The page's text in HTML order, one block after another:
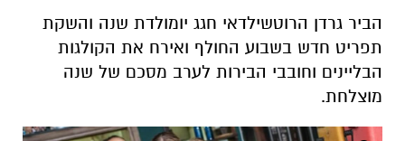
הביר גרדן הרוטשילדאי חגג יומולדת שנה והשקת
תפריט חדש בשבוע החולף ואירח את הקולגות
הבליינים וחובבי הבירות לערב מסכם של שנה
מוצלחת.